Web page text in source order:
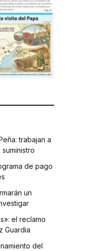
trabajan a
de pago
un
el reclamo
Guardia
del